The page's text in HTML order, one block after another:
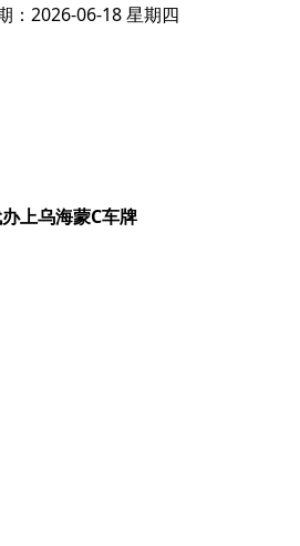
：2026-06-18 星期四
上乌海蒙C车牌